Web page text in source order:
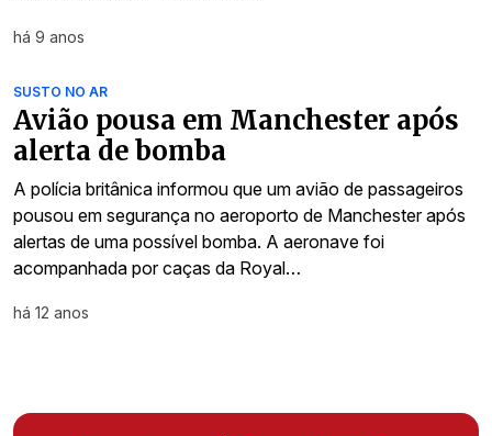
há 9 anos
SUSTO NO AR
Avião pousa em Manchester após
alerta de bomba
A polícia britânica informou que um avião de passageiros
pousou em segurança no aeroporto de Manchester após
alertas de uma possível bomba. A aeronave foi
acompanhada por caças da Royal…
há 12 anos